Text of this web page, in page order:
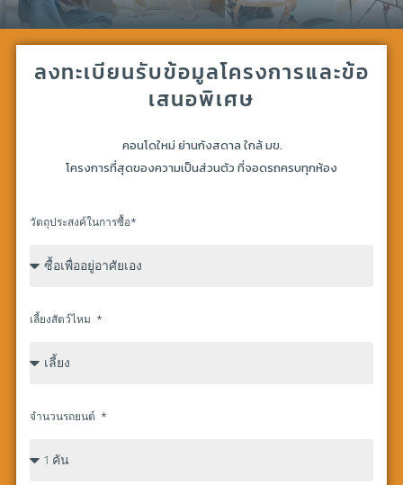
ลงทะเบียนรับข้อมูลโครงการและข้อ
เสนอพิเศษ
คอนโดใหม่ ย่านกังสดาล ใกล้ มข.
โครงการที่สุดของความเป็นส่วนตัว ที่จอดรถครบทุกห้อง
วัตถุประสงค์ในการซื้อ*
เลี้ยงสัตว์ไหม
จำนวนรถยนต์